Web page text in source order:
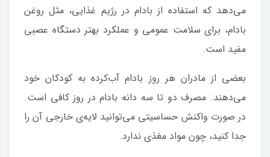
می‌دهد که استفاده از بادام در رژیم غذایی، مثل روغن
بادام، برای سلامت عمومی و عملکرد بهتر دستگاه عصبی
مفید است.
بعضی از مادران هر روز بادام آب‌کرده به کودکان خود
می‌دهند. مصرف دو تا سه دانه بادام در روز کافی است.
در صورت واکنش حساسیتی می‌توانید لایه‌ی خارجی آن را
جدا کنید، چون مواد مغذی ندارد.